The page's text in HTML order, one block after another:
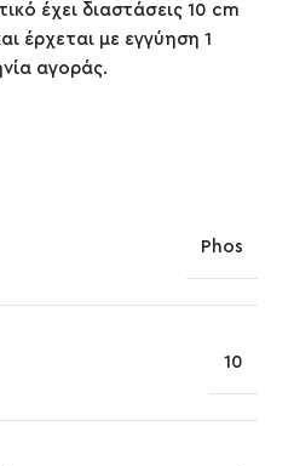
έχει διαστάσεις 10 cm
έρχεται με εγγύηση 1
αγοράς.
Phos
10